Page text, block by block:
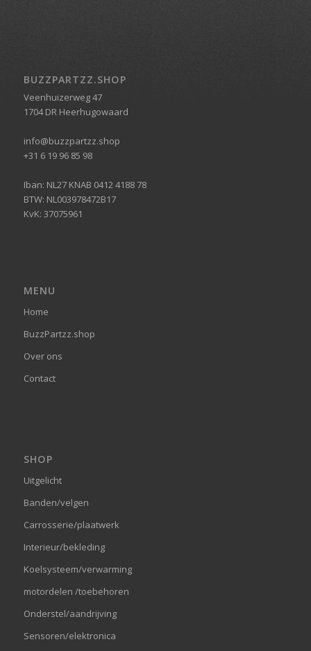
BUZZPARTZZ.SHOP
Veenhuizerweg 47
1704 DR Heerhugowaard
info@buzzpartzz.shop
+31 6 19 96 85 98
Iban: NL27 KNAB 0412 4188 78
BTW: NL003978472B17
KvK: 37075961
MENU
Home
BuzzPartzz.shop
Over ons
Contact
SHOP
Uitgelicht
Banden/velgen
Carrosserie/plaatwerk
Interieur/bekleding
Koelsysteem/verwarming
motordelen /toebehoren
Onderstel/aandrijving
Sensoren/elektronica